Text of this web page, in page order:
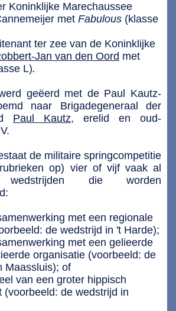
Koninklijke Marechaussee
met Fabulous (klasse
ter zee van de Koninklijke
Jan van den Oord met
L).
geëerd met de Paul Kautz-
naar Brigadegeneraal der
Paul Kautz, erelid en oud-
de militaire springcompetitie
op) vier of vijf vaak al
wedstrijden die worden
met een regionale
de wedstrijd in 't Harde);
met een gelieerde
organisatie (voorbeeld: de
Maassluis); of
van een groter hippisch
(voorbeeld: de wedstrijd in